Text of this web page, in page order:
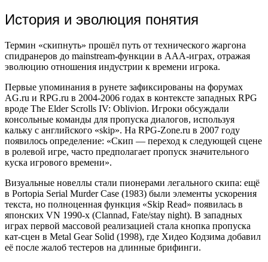
История и эволюция понятия
Термин «скипнуть» прошёл путь от технического жаргона
спидранеров до mainstream-функции в AAA-играх, отражая
эволюцию отношения индустрии к времени игрока.
Первые упоминания в рунете зафиксированы на форумах
AG.ru и RPG.ru в 2004-2006 годах в контексте западных RPG
вроде The Elder Scrolls IV: Oblivion. Игроки обсуждали
консольные команды для пропуска диалогов, используя
кальку с английского «skip». На RPG-Zone.ru в 2007 году
появилось определение: «Скип — переход к следующей сцене
в ролевой игре, часто предполагает пропуск значительного
куска игрового времени».
Визуальные новеллы стали пионерами легального скипа: ещё
в Portopia Serial Murder Case (1983) были элементы ускорения
текста, но полноценная функция «Skip Read» появилась в
японских VN 1990-х (Clannad, Fate/stay night). В западных
играх первой массовой реализацией стала кнопка пропуска
кат-сцен в Metal Gear Solid (1998), где Хидео Кодзима добавил
её после жалоб тестеров на длинные брифинги.